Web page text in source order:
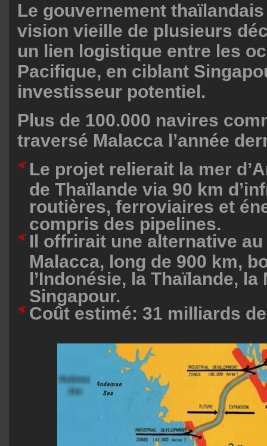
Le gouvernement
vision vieille de plusieurs
un lien logistique entre les
Pacifique, en ciblant
investisseur potentiel.
Plus de 100.000 navires
traversé Malacca l’année
Le projet relierait la mer
de Thaïlande via 90 km
routières, ferroviaires et
compris des pipelines.
Il offrirait une alternative
Malacca, long de 900 km,
l’Indonésie, la Thaïlande, la
Singapour.
Coût estimé: 31 milliards